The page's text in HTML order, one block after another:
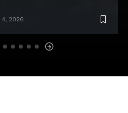
4, 2026